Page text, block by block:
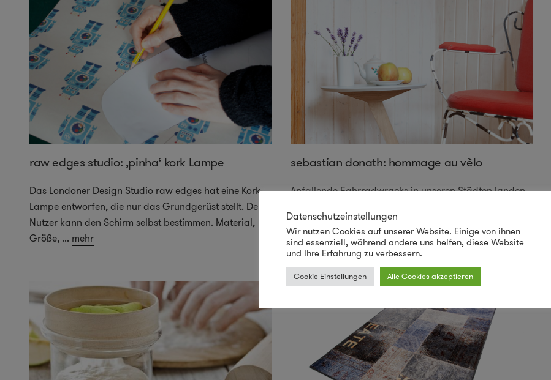
raw edges studio: ‚pinha‘ kork Lampe
Das Londoner Design Studio raw edges hat eine Kork-
Lampe entworfen, die nur das Grundgerüst stellt. Der
Nutzer kann den Schirm selbst bestimmen. Material,
Größe, ... mehr
sebastian donath: hommage au vèlo
Anfallende Fahrradwracks in unseren Städten landen
verwirkt haben. Versuche, diese Fahrradteile wieder
zurückzuführen,...mehr
Datenschutzeinstellungen
Wir nutzen Cookies auf unserer Website. Einige von ihnen
sind essenziell, während andere uns helfen, diese Website
und Ihre Erfahrung zu verbessern.
Cookie Einstellungen Alle Cookies akzeptieren